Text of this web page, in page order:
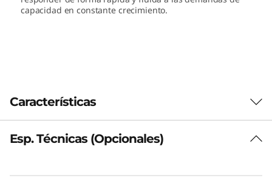
p
a
n
capacidad en constante crecimiento.
Características
Cubre las crecientes necesidades de
Esp. Técnicas (Opcionales)